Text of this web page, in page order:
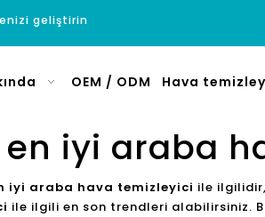
geliştirin
OEM / ODM Hava
iyi araba
iyi araba hava temizleyici ile
ile ilgili en son trendleri alabilirsiniz.